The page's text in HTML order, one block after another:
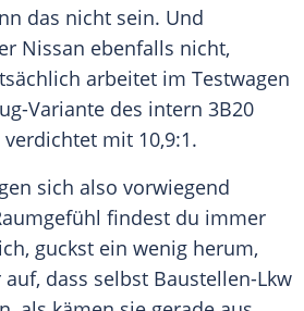
das nicht sein. Und
Nissan ebenfalls nicht,
arbeitet im Testwagen
Variante des intern 3B20
mit 10,9:1.
sich also vorwiegend
findest du immer
guckst ein wenig herum,
dass selbst Baustellen-Lkw